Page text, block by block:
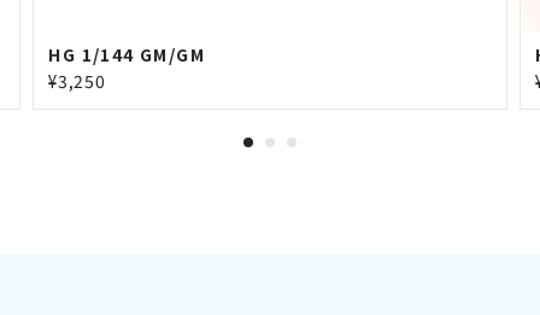
HG 1/144 GM/GM
¥3,250